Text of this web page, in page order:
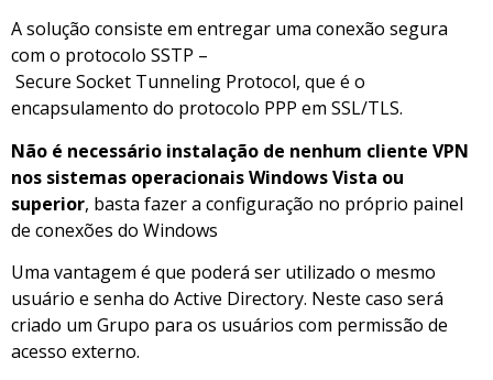
A solução consiste em entregar uma conexão segura
com o protocolo SSTP –
Secure Socket Tunneling Protocol, que é o
encapsulamento do protocolo PPP em SSL/TLS.
Não é necessário instalação de nenhum cliente VPN
nos sistemas operacionais Windows Vista ou
superior, basta fazer a configuração no próprio painel
de conexões do Windows
Uma vantagem é que poderá ser utilizado o mesmo
usuário e senha do Active Directory. Neste caso será
criado um Grupo para os usuários com permissão de
acesso externo.